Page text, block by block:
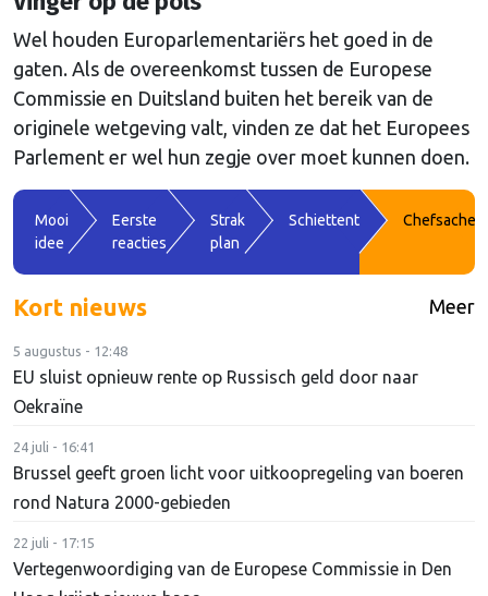
Wel houden Europarlementariërs het goed in de
gaten. Als de overeenkomst tussen de Europese
Commissie en Duitsland buiten het bereik van de
originele wetgeving valt, vinden ze dat het Europees
Parlement er wel hun zegje over moet kunnen doen.
Mooi
idee
Eerste
reacties
Strak
plan
Schiettent Chefsache
Kort nieuws Meer
5 augustus - 12:48
EU sluist opnieuw rente op Russisch geld door naar
Oekraïne
24 juli - 16:41
Brussel geeft groen licht voor uitkoopregeling van boeren
rond Natura 2000-gebieden
22 juli - 17:15
Vertegenwoordiging van de Europese Commissie in Den